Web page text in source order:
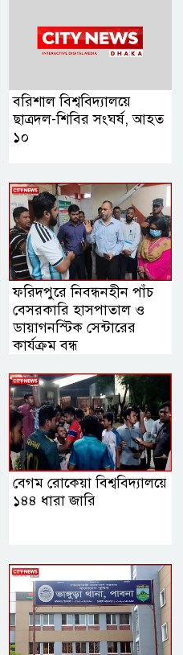
বরিশাল বিশ্ববিদ্যালয়ে
ছাত্রদল-শিবির সংঘর্ষ, আহত
১০
ফরিদপুরে নিবন্ধনহীন পাঁচ
বেসরকারি হাসপাতাল ও
ডায়াগনস্টিক সেন্টারের
কার্যক্রম বন্ধ
বেগম রোকেয়া বিশ্ববিদ্যালয়ে
১৪৪ ধারা জারি